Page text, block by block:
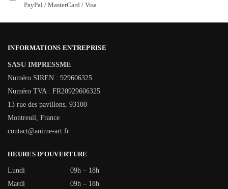
PayPal / MasterCard / Visa
INFORMATIONS ENTREPRISE
SASU IMPRESSME
Numéro SIREN : 929606325
Numéro TVA : FR20929606325
13 rue des pavillons, 93100
Montreuil, France
contact@anime-art.fr
HEURES D’OUVERTURE
Lundi
09h – 18h
Mardi
09h – 18h